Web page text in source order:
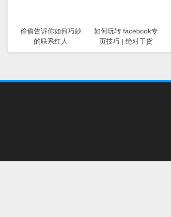
偷偷告诉你如何巧妙
的联系红人
如何玩转 facebook专
页技巧 | 绝对干货